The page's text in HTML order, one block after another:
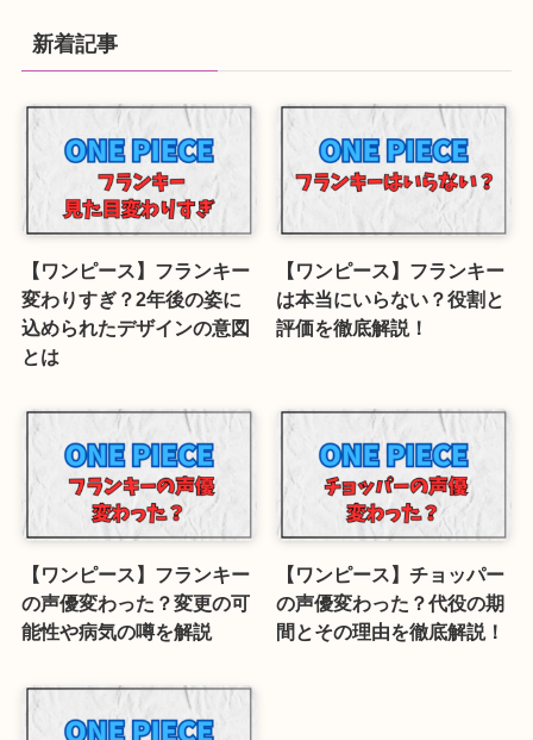
新着記事
【ワンピース】フランキー
変わりすぎ？2年後の姿に
込められたデザインの意図
とは
【ワンピース】フランキー
は本当にいらない？役割と
評価を徹底解説！
【ワンピース】フランキー
の声優変わった？変更の可
能性や病気の噂を解説
【ワンピース】チョッパー
の声優変わった？代役の期
間とその理由を徹底解説！